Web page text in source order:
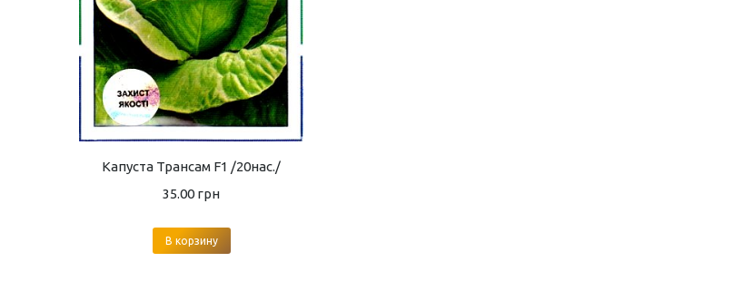
Капуста Трансам F1 /20нас./
35.00 грн
В корзину